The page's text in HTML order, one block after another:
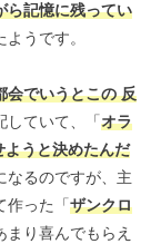
ら記憶に残ってい
ようです。
会でいうとこの 反
していて、「オラ
うと決めたんだ
なるのですが、主
作った「ザンクロ
まり喜んでもらえ